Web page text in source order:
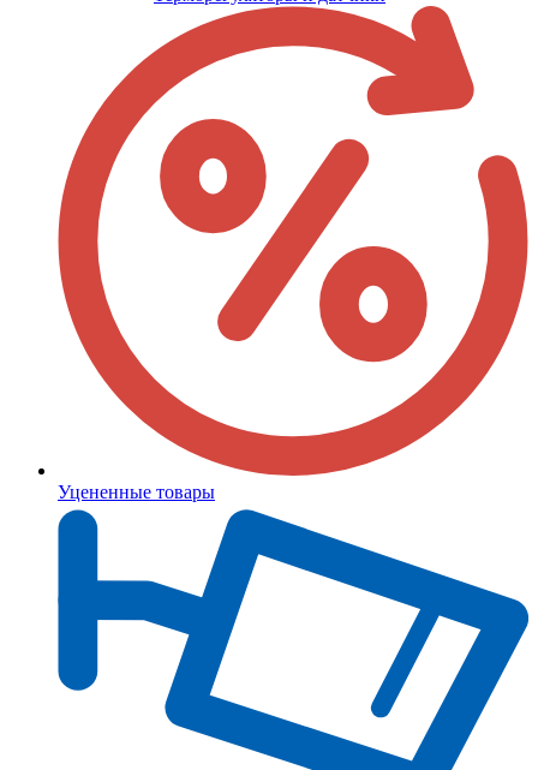
Уцененные товары